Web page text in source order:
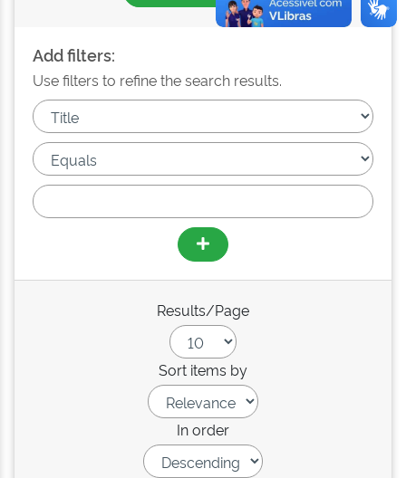
Add filters:
Use filters to refine the search results.
Results/Page
Sort items by
In order